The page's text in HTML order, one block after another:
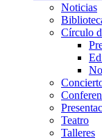
Noticias
Círculo
Teatro
Talleres